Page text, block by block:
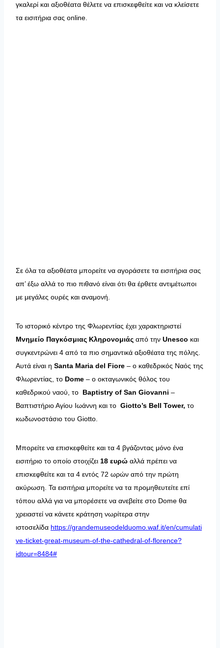
γκαλερί και αξιοθέατα θέλετε να επισκεφθείτε και να κλείσετε
τα εισιτήρια σας online.
Σε όλα τα αξιοθέατα μπορείτε να αγοράσετε τα εισιτήρια σας
απ’ έξω αλλά το πιο πιθανό είναι ότι θα έρθετε αντιμέτωποι
με μεγάλες ουρές και αναμονή.
Το ιστορικό κέντρο της Φλωρεντίας έχει χαρακτηριστεί
Μνημείο Παγκόσμιας Κληρονομιάς από την Unesco και
συγκεντρώνει 4 από τα πιο σημαντικά αξιοθέατα της πόλης.
Αυτά είναι η Santa Maria del Fiore – ο καθεδρικός Ναός της
Φλωρεντίας, το Dome – ο οκταγωνικός θόλος του
καθεδρικού ναού, το Baptistry of San Giovanni –
Βαπτιστήριο Αγίου Ιωάννη και το Giotto’s Bell Tower, το
κωδωνοστάσιο του Giotto.
Μπορείτε να επισκεφθείτε και τα 4 βγάζοντας μόνο ένα
εισιτήριο το οποίο στοιχίζει 18 ευρώ αλλά πρέπει να
επισκεφθείτε και τα 4 εντός 72 ωρών από την πρώτη
ακύρωση. Τα εισιτήρια μπορείτε να τα προμηθευτείτε επί
τόπου αλλά για να μπορέσετε να ανεβείτε στο Dome θα
χρειαστεί να κάνετε κράτηση νωρίτερα στην
ιστοσελίδα https://grandemuseodelduomo.waf.it/en/cumulati
ve-ticket-great-museum-of-the-cathedral-of-florence?
idtour=8484#